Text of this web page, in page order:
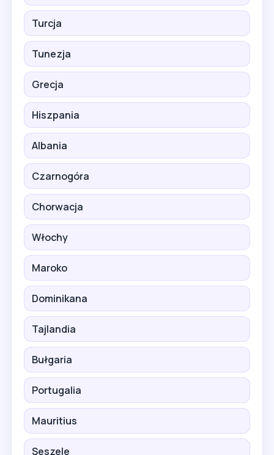
Turcja
Tunezja
Grecja
Hiszpania
Albania
Czarnogóra
Chorwacja
Włochy
Maroko
Dominikana
Tajlandia
Bułgaria
Portugalia
Mauritius
Seszele